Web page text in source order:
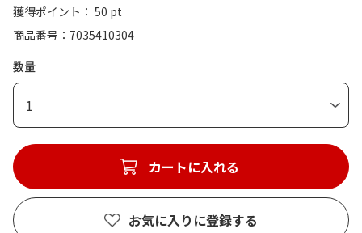
獲得ポイント： 50 pt
商品番号
7035410304
数量
1
カートに入れる
お気に入りに登録する